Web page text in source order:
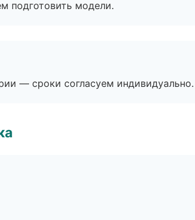
подготовить модели.
— сроки согласуем индивидуально.